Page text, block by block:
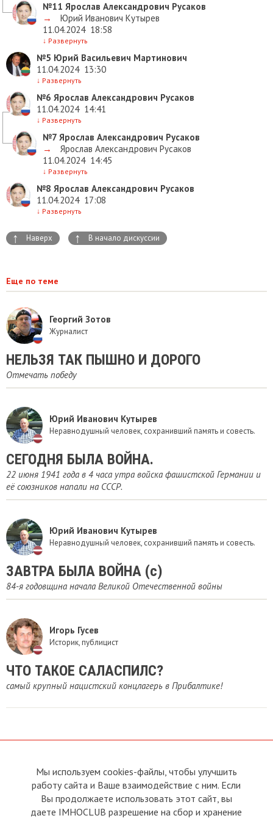
№11 Ярослав Александрович Русаков
→
Юрий Иванович Кутырев
11.04.2024 18:58
↓ Развернуть
№5 Юрий Васильевич Мартинович
11.04.2024 13:30
↓ Развернуть
№6 Ярослав Александрович Русаков
11.04.2024 14:41
↓ Развернуть
№7 Ярослав Александрович Русаков
→
Ярослав Александрович Русаков
11.04.2024 14:45
↓ Развернуть
№8 Ярослав Александрович Русаков
11.04.2024 17:08
↓ Развернуть
↑ Наверх ↑ В начало дискуссии
Еще по теме
Георгий Зотов
Журналист
НЕЛЬЗЯ ТАК ПЫШНО И ДОРОГО
Отмечать победу
Юрий Иванович Кутырев
Неравнодушный человек, сохранивший память и совесть.
СЕГОДНЯ БЫЛА ВОЙНА.
22 июня 1941 года в 4 часа утра войска фашистской Германии и
её союзников напали на СССР.
Юрий Иванович Кутырев
Неравнодушный человек, сохранивший память и совесть.
ЗАВТРА БЫЛА ВОЙНА (с)
84-я годовщина начала Великой Отечественной войны
Игорь Гусев
Историк, публицист
ЧТО ТАКОЕ САЛАСПИЛС?
самый крупный нацистский концлагерь в Прибалтике!
О сайте
Условия пользования
Политика конфиденциальности
Прямая связь с
Председателем
Прямая связь c членами клуба
Реклама
Мы используем cookies-файлы, чтобы улучшить
работу сайта и Ваше взаимодействие с ним. Если
Вы продолжаете использовать этот сайт, вы
даете IMHOCLUB разрешение на сбор и хранение